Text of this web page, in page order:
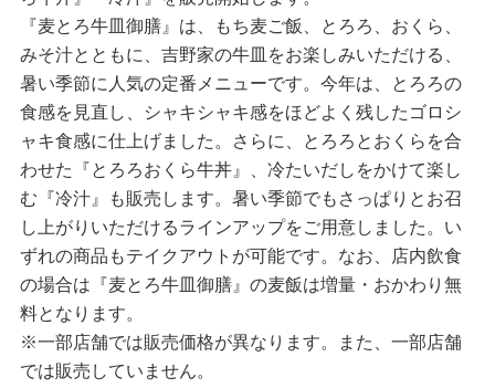
『麦とろ牛皿御膳』は、もち麦ご飯、とろろ、おくら、
みそ汁とともに、吉野家の牛皿をお楽しみいただける、
暑い季節に人気の定番メニューです。今年は、とろろの
食感を見直し、シャキシャキ感をほどよく残したゴロシ
ャキ食感に仕上げました。さらに、とろろとおくらを合
わせた『とろろおくら牛丼』、冷たいだしをかけて楽し
む『冷汁』も販売します。暑い季節でもさっぱりとお召
し上がりいただけるラインアップをご用意しました。い
ずれの商品もテイクアウトが可能です。なお、店内飲食
の場合は『麦とろ牛皿御膳』の麦飯は増量・おかわり無
料となります。
※一部店舗では販売価格が異なります。また、一部店舗
では販売していません。